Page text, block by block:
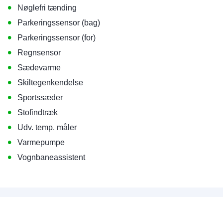
• Nøglefri tænding
• Parkeringssensor (bag)
• Parkeringssensor (for)
• Regnsensor
• Sædevarme
• Skiltegenkendelse
• Sportssæder
• Stofindtræk
• Udv. temp. måler
• Varmepumpe
• Vognbaneassistent